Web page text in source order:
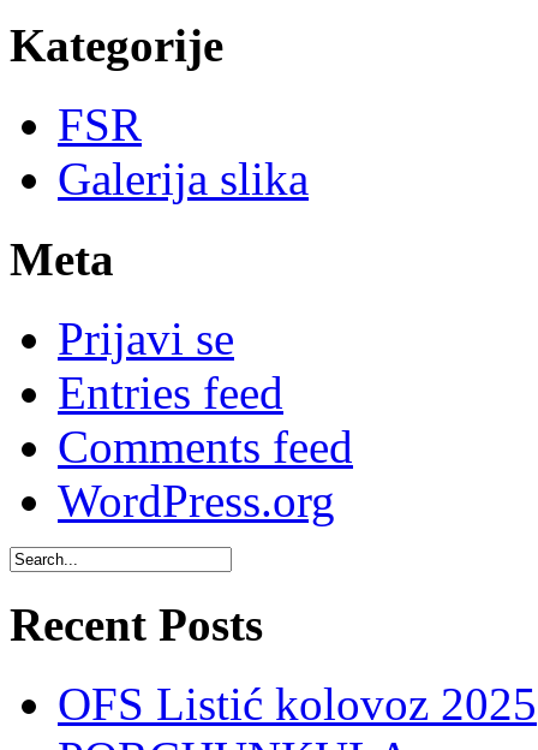
Kategorije
FSR
Galerija slika
Meta
Prijavi se
Entries feed
Comments feed
WordPress.org
Recent Posts
OFS Listić kolovoz 2025